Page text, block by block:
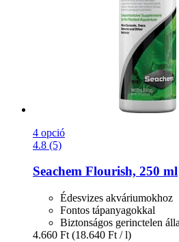
4 opció
4.8 (5)
Seachem Flourish, 250 ml
Édesvizes akváriumokhoz
Fontos tápanyagokkal
Biztonságos gerinctelen
4.660 Ft (18.640 Ft / l)